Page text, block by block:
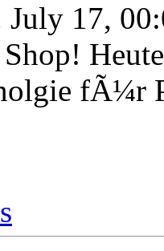
July 17,
fÃ¼r